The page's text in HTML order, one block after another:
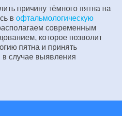
причину тёмного пятна на
в офтальмологическую
современным
которое позволит
пятна и принять
случае выявления